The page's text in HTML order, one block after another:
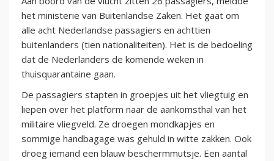
het ministerie van Buitenlandse Zaken. Het gaat om
alle acht Nederlandse passagiers en achttien
buitenlanders (tien nationaliteiten). Het is de bedoeling
dat de Nederlanders de komende weken in
thuisquarantaine gaan.
De passagiers stapten in groepjes uit het vliegtuig en
liepen over het platform naar de aankomsthal van het
militaire vliegveld. Ze droegen mondkapjes en
sommige handbagage was gehuld in witte zakken. Ook
droeg iemand een blauw beschermmutsje. Een aantal